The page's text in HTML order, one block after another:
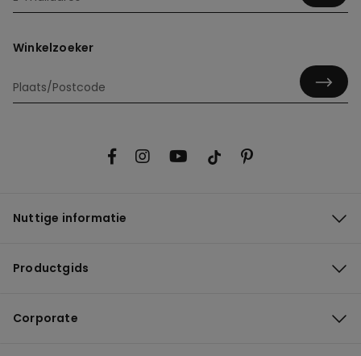
Winkelzoeker
Nuttige informatie
Productgids
Corporate